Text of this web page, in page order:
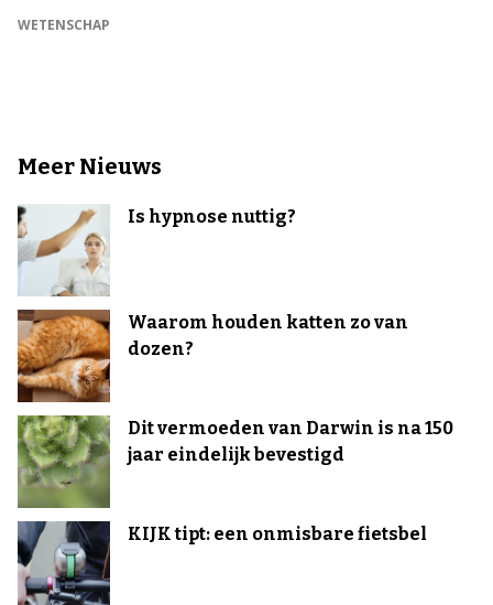
WETENSCHAP
Meer Nieuws
Is hypnose nuttig?
Waarom houden katten zo van
dozen?
Dit vermoeden van Darwin is na 150
jaar eindelijk bevestigd
KIJK tipt: een onmisbare fietsbel